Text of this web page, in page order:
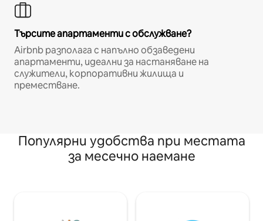
Търсите апартаменти с обслужване?
Airbnb разполага с напълно обзаведени
апартаменти, идеални за настаняване на
служители, корпоративни жилища и
преместване.
Популярни удобства при местата
за месечно наемане